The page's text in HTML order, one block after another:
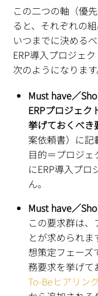
この二つの軸（優
ると、それぞれの
いつまでに決める
ERP導入プロジェ
次のようになります
Must have／
ERPプロジェク
挙げておくべき
案依頼書）に記
目的＝プロジ
にERP導入プ
ん。
Must have／
この要求群は
とが求められ
想策定フェーズ
務要求を挙げて
To-Beヒアリン